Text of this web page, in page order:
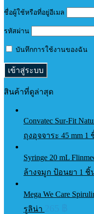
ชื่อผู้ใช้หรือที่อยู่อีเมล
รหัสผ่าน
บันทึกการใช้งานของฉัน
สินค้าที่ดูล่าสุด
Convatec Sur-Fit
ถุงอุจจาระ 45 mm 1
Syringe 20 mL
ล้างจมูก ป้อนยา 1 ชิ้
Mega We Care
รูลิน่า